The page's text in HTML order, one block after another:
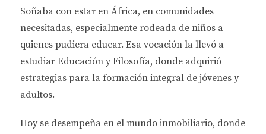
PARA COMPRADORES DE
VIVIENDA
Intereses Hipotecarios
Una de las deducciones fiscales más significativas
hipotecarios. Si financias tu casa mediante una
Soñaba con estar en África, en comunidades
necesitadas, especialmente rodeada de niños a
quienes pudiera educar. Esa vocación la llevó a
estudiar Educación y Filosofía, donde adquirió
estrategias para la formación integral de jóvenes y
adultos.
Hoy se desempeña en el mundo inmobiliario, donde